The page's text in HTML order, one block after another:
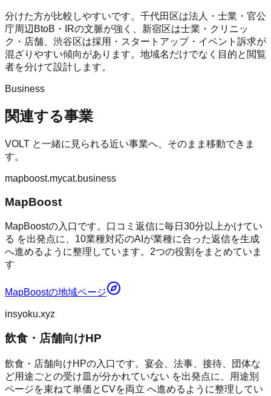
分けた方が比較しやすいです。千代田区は法人・士業・官公
庁周辺BtoB・IRの文脈が強く、新宿区は士業・クリニッ
ク・店舗、渋谷区は採用・スタートアップ・イベント訴求が
混ざりやすい傾向があります。地域名だけでなく目的と閲覧
者を分けて設計します。
Business
関連する事業
VOLT と一緒に見られる近い事業へ、そのまま移動できま
す。
mapboost.mycat.business
MapBoost
MapBoostの入口です。口コミ返信に毎日30分以上かけてい
る を出発点に、10業種対応のAIが業種に合った返信を生成
へ進めるように整理しています。2つの役割をまとめていま
す
MapBoostの地域ページ
insyoku.xyz
飲食・店舗向けHP
飲食・店舗向けHPの入口です。宴会、法事、接待、団体な
ど用途ごとの受け皿が分かれていない を出発点に、用途別
ページを束ねて単価とCVを両立 へ進めるように整理してい